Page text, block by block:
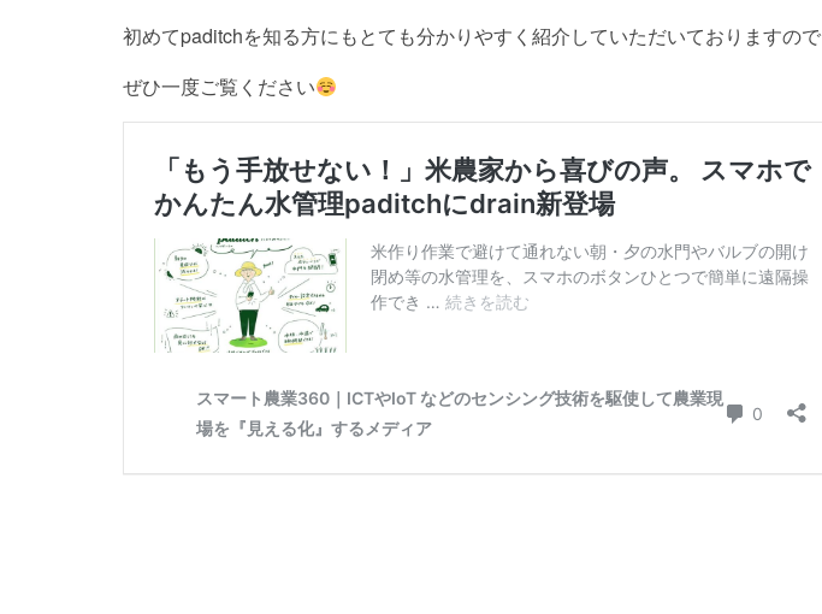
初めてpaditchを知る方にもとても分かりやすく紹介していただいておりますので
ぜひ一度ご覧ください